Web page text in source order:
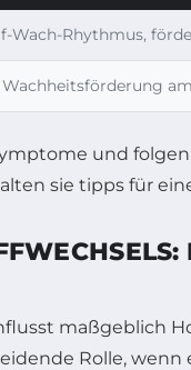
Wach-Rhythmus,
Wachheitsförderung
maßgeblich
Rolle,